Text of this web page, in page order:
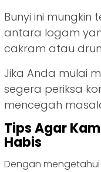
Bunyi ini mungkin
antara logam
cakram atau
Jika Anda mulai
segera periksa
mencegah
Tips Agar
Habis
Dengan